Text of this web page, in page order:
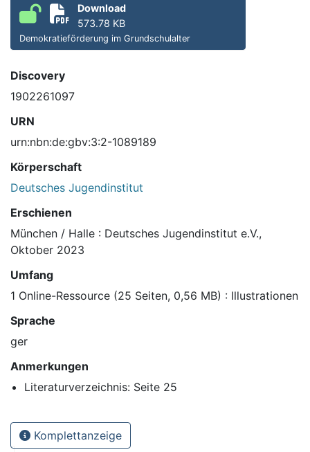
Download
573.78 KB
Demokratieförderung im Grundschulalter
Discovery
1902261097
URN
urn:nbn:de:gbv:3:2-1089189
Körperschaft
Deutsches Jugendinstitut
Erschienen
München / Halle : Deutsches Jugendinstitut e.V.,
Oktober 2023
Umfang
1 Online-Ressource (25 Seiten, 0,56 MB) : Illustrationen
Sprache
ger
Anmerkungen
Literaturverzeichnis: Seite 25
Komplettanzeige